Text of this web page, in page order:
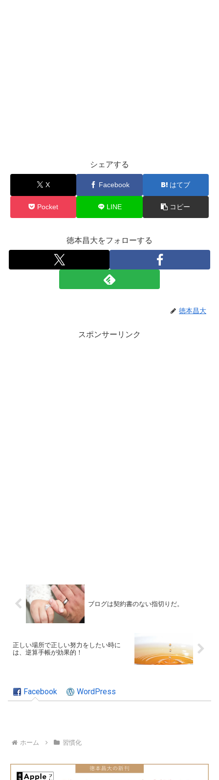
シェアする
X Facebook はてブ
Pocket LINE コピー
徳本昌大をフォローする
徳本昌大
スポンサーリンク
ブログは契約書のない指切りだ。
正しい場所で正しい努力をしたい時に
は、逆算手帳が効果的！
Facebook WordPress
ホーム 習慣化